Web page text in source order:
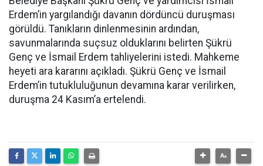
Erdem’in yargılandığı davanın dördüncü duruşması
görüldü. Tanıkların dinlenmesinin ardından,
savunmalarında suçsuz olduklarını belirten Şükrü
Genç ve İsmail Erdem tahliyelerini istedi. Mahkeme
heyeti ara kararını açıkladı. Şükrü Genç ve İsmail
Erdem’in tutukluluğunun devamına karar verilirken,
duruşma 24 Kasım’a ertelendi.